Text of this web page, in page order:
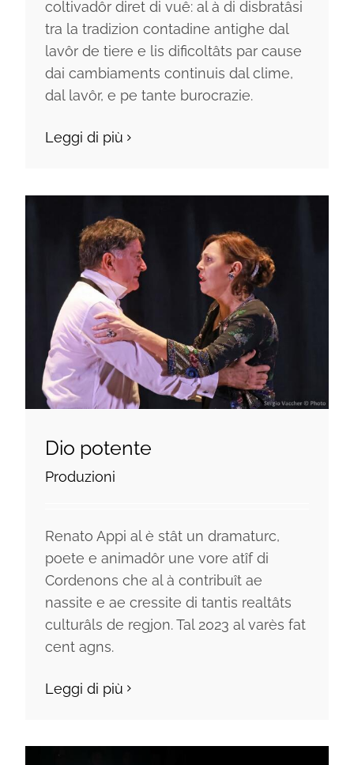
coltivadôr diret di vuê: al à di disbratâsi
tra la tradizion contadine antighe dal
lavôr de tiere e lis dificoltâts par cause
dai cambiaments continuis dal clime,
dal lavôr, e pe tante burocrazie.
Leggi di più
Dio potente
Produzioni
Renato Appi al è stât un dramaturc,
poete e animadôr une vore atîf di
Cordenons che al à contribuît ae
nassite e ae cressite di tantis realtâts
culturâls de regjon. Tal 2023 al varès fat
cent agns.
Leggi di più